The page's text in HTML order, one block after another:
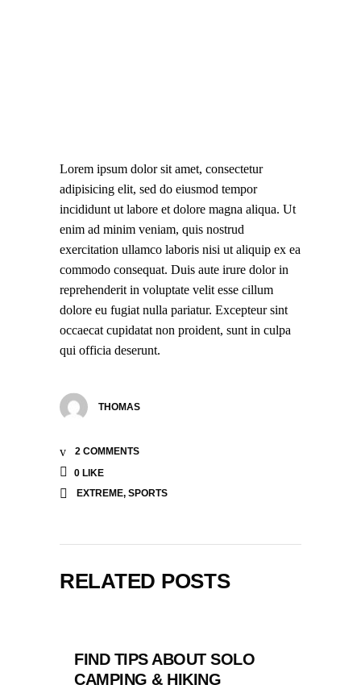
Lorem ipsum dolor sit amet, consectetur
adipisicing elit, sed do eiusmod tempor
incididunt ut labore et dolore magna aliqua. Ut
enim ad minim veniam, quis nostrud
exercitation ullamco laboris nisi ut aliquip ex ea
commodo consequat. Duis aute irure dolor in
reprehenderit in voluptate velit esse cillum
dolore eu fugiat nulla pariatur. Excepteur sint
occaecat cupidatat non proident, sunt in culpa
qui officia deserunt.
THOMAS
2 COMMENTS
0 LIKE
EXTREME, SPORTS
RELATED POSTS
FIND TIPS ABOUT SOLO
CAMPING & HIKING